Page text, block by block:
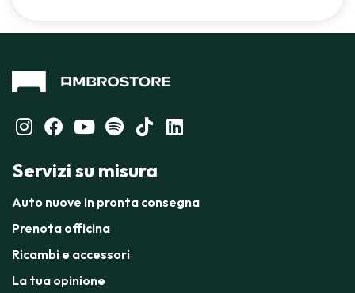
Servizi su misura
Auto nuove in pronta consegna
Prenota officina
Ricambi e accessori
La tua opinione